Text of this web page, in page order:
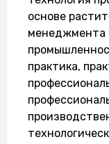
основе
менеджмента
практика,